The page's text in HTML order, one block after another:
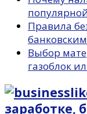
Правила
Выбор
газоблок
заработке,